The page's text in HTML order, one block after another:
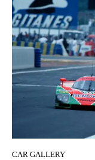
CAR GALLERY